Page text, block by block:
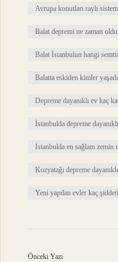
Avrupa konutları raylı
Balat depremi ne zaman oldu
Balat İstanbulun hangi
Balatta eskiden kimler yaşadı
Depreme dayanıklı ev kaç
İstanbulda depreme
İstanbulda en sağlam zemin
Kozyatağı depreme
Yeni yapılan evler kaç
Önceki Yazı